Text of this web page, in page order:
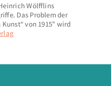
Wölfflins
Das Problem der
von 1915" wird